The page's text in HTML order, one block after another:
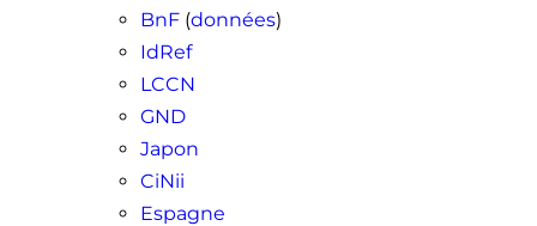
BnF(données)
IdRef
LCCN
GND
Japon
CiNii
Espagne